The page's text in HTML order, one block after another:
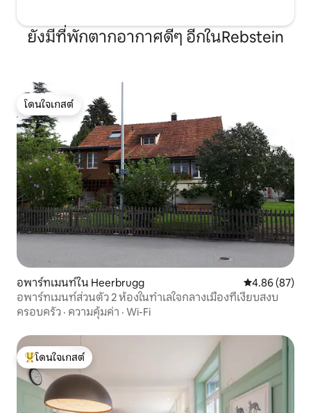
ยังมีที่พักตากอากาศดีๆ อีกในRebstein
โดนใจเกสต์
โดนใจเกสต์
อพาร์ทเมนท์ใน Heerbrugg คะแนนเฉลี่ย
4.86 (87)
อพาร์ทเมนท์ส่วนตัว 2 ห้องในทำเลใจกลางเมืองที่เงียบสงบ
ครอบครัว · ความคุ้มค่า · Wi-Fi
โดนใจเกสต์ที่สุด
โดนใจเกสต์